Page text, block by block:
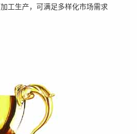
工生产，可满足多样化市场需求